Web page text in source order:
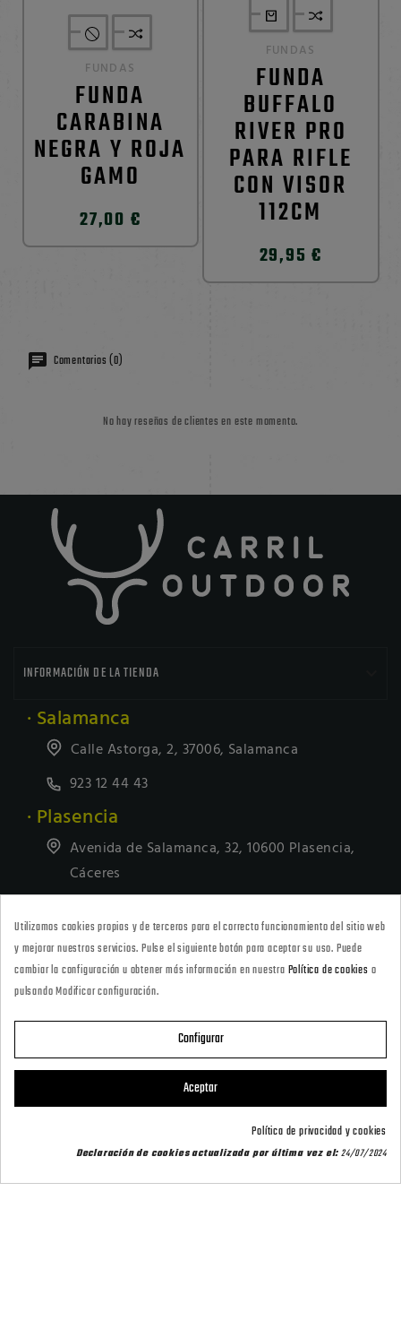
FUNDAS
FUNDA
CARABINA
NEGRA Y ROJA
GAMO
27,00 €
FUNDAS
FUNDA
BUFFALO
RIVER PRO
PARA RIFLE
CON VISOR
112CM
29,95 €
Comentarios (0)
No hay reseñas de clientes en este momento.
INFORMACIÓN DE LA TIENDA
· Salamanca
Calle Astorga, 2, 37006, Salamanca
923 12 44 43
· Plasencia
Avenida de Salamanca, 32, 10600 Plasencia,
Cáceres
· Tienda Online
marketing@armeriacarril.com
CATEGORÍAS 
CARRIL OUTDOOR 
Utilizamos cookies propias y de terceros para el correcto funcionamiento del sitio web
y mejorar nuestros servicios. Pulse el siguiente botón para aceptar su uso. Puede
cambiar la configuración u obtener más información en nuestra Política de cookies o
pulsando Modificar configuración.
Configurar
Aceptar
Política de privacidad y cookies
Declaración de cookies actualizada por última vez el:24/07/2024